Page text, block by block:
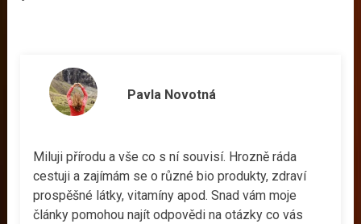
Pavla Novotná
Miluji přírodu a vše co s ní souvisí. Hrozně ráda
cestuji a zajímám se o různé bio produkty, zdraví
prospěšné látky, vitamíny apod. Snad vám moje
články pomohou najít odpovědi na otázky co vás